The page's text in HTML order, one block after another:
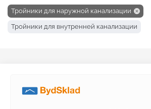
Тройники для наружной канализации
Тройники для внутренней канализации